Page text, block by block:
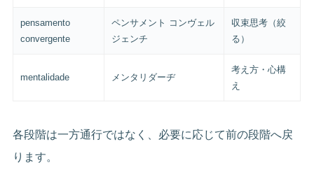
pensamento
convergente
ペンサメント コンヴェル
ジェンチ
収束思考（絞
る）
mentalidade メンタリダーヂ
考え方・心構
え
各段階は一方通行ではなく、必要に応じて前の段階へ戻
ります。